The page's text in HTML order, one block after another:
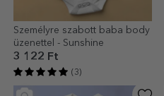
Személyre szabott baba body
üzenettel - Sunshine
3 122 Ft
(3)